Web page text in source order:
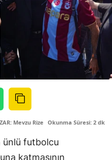
Mevzu Rize Okunma Süresi: 2 dk
ünlü futbolcu
katmasının